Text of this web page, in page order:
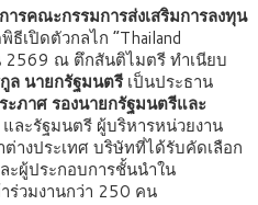
รคณะกรรมการส่งเสริมการลงทุน
ธีเปิดตัวกลไก “Thailand
2569 ณ ตึกสันติไมตรี ทำเนียบ
ล นายกรัฐมนตรีเป็นประธาน
ภาศ รองนายกรัฐมนตรีและ
และรัฐมนตรี ผู้บริหารหน่วยงาน
างประเทศ บริษัทที่ได้รับคัดเลือก
ละผู้ประกอบการชั้นนำใน
ร่วมงานกว่า 250 คน